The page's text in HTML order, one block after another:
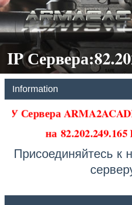
IP
Information
У Сервера
на
Присоединяйтесь к